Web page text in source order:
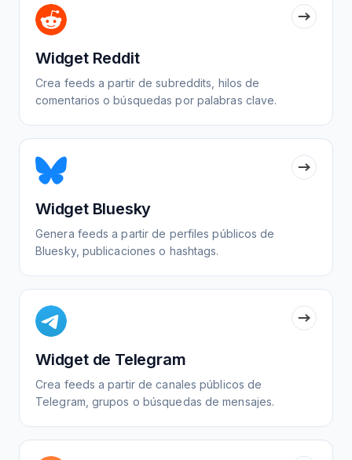
Widget Reddit
Crea feeds a partir de subreddits, hilos de
comentarios o búsquedas por palabras clave.
Widget Bluesky
Genera feeds a partir de perfiles públicos de
Bluesky, publicaciones o hashtags.
Widget de Telegram
Crea feeds a partir de canales públicos de
Telegram, grupos o búsquedas de mensajes.